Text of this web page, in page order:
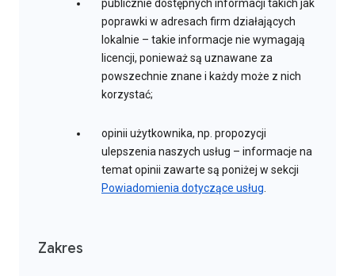
publicznie dostępnych informacji takich jak
poprawki w adresach firm działających
lokalnie – takie informacje nie wymagają
licencji, ponieważ są uznawane za
powszechnie znane i każdy może z nich
korzystać;
opinii użytkownika, np. propozycji
ulepszenia naszych usług – informacje na
temat opinii zawarte są poniżej w sekcji
Powiadomienia dotyczące usług.
Zakres